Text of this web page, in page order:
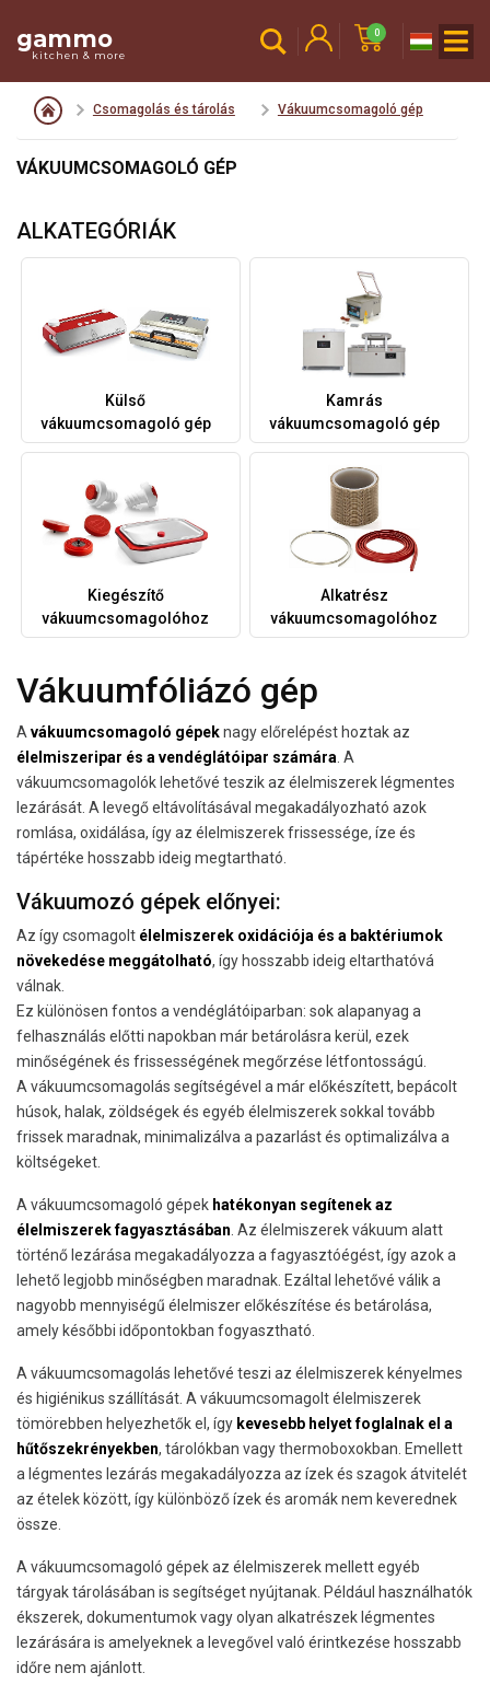
gammo
kitchen & more
0
Csomagolás és tárolás Vákuumcsomagoló gép
VÁKUUMCSOMAGOLÓ GÉP
ALKATEGÓRIÁK
Külső
vákuumcsomagoló gép
Kamrás
vákuumcsomagoló gép
Kiegészítő
vákuumcsomagolóhoz
Alkatrész
vákuumcsomagolóhoz
Vákuumfóliázó gép
A vákuumcsomagoló gépeknagy előrelépést hoztak az
élelmiszeripar és a vendéglátóipar számára . A
vákuumcsomagolók lehetővé teszik az élelmiszerek légmentes
lezárását. A levegő eltávolításával megakadályozható azok
romlása, oxidálása, így az élelmiszerek frissessége, íze és
tápértéke hosszabb ideig megtartható.
Vákuumozó gépek előnyei:
Az így csomagolt élelmiszerek oxidációja és a baktériumok
növekedése meggátolható, így hosszabb ideig eltarthatóvá
válnak.
Ez különösen fontos a vendéglátóiparban: sok alapanyag a
felhasználás előtti napokban már betárolásra kerül, ezek
minőségének és frissességének megőrzése létfontosságú.
A vákuumcsomagolás segítségével a már előkészített, bepácolt
húsok, halak, zöldségek és egyéb élelmiszerek sokkal tovább
frissek maradnak, minimalizálva a pazarlást és optimalizálva a
költségeket.
A vákuumcsomagoló gépek hatékonyan segítenek az
élelmiszerek fagyasztásában . Az élelmiszerek vákuum alatt
történő lezárása megakadályozza a fagyasztóégést, így azok a
lehető legjobb minőségben maradnak. Ezáltal lehetővé válik a
nagyobb mennyiségű élelmiszer előkészítése és betárolása,
amely későbbi időpontokban fogyasztható.
A vákuumcsomagolás lehetővé teszi az élelmiszerek kényelmes
és higiénikus szállítását. A vákuumcsomagolt élelmiszerek
tömörebben helyezhetők el, így kevesebb helyet foglalnak el a
hűtőszekrényekben, tárolókban vagy thermoboxokban. Emellett
a légmentes lezárás megakadályozza az ízek és szagok átvitelét
az ételek között, így különböző ízek és aromák nem keverednek
össze.
A vákuumcsomagoló gépek az élelmiszerek mellett egyéb
tárgyak tárolásában is segítséget nyújtanak. Például használhatók
ékszerek, dokumentumok vagy olyan alkatrészek légmentes
lezárására is amelyeknek a levegővel való érintkezése hosszabb
időre nem ajánlott.